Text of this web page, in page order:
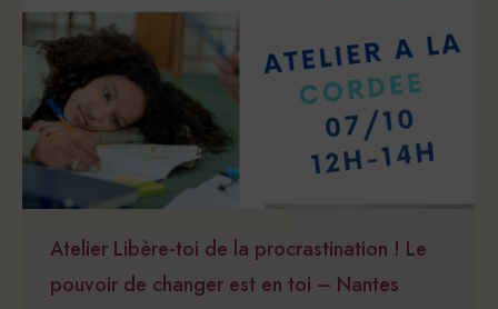
Atelier Libère-toi de la procrastination ! Le
pouvoir de changer est en toi – Nantes